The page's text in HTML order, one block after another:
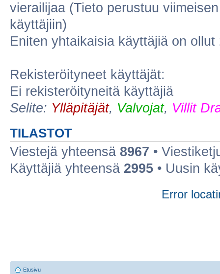
vierailijaa (Tieto perustuu
käyttäjiin)
Eniten yhtaikaisia käyttäjiä on ollut
Rekisteröityneet käyttäjät:
Ei rekisteröityneitä käyttäjiä
Selite: Ylläpitäjät, Valvojat, Villit
TILASTOT
Viestejä yhteensä 8967 •
Käyttäjiä yhteensä 2995 • Uusin
Error
Etusivu